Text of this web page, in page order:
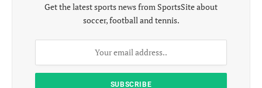
Get the latest sports news from SportsSite about
soccer, football and tennis.